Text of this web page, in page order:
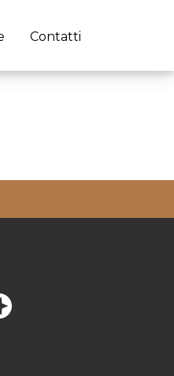
Contatti